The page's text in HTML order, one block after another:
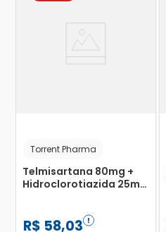
Torrent Pharma
Telmisartana 80mg +
Hidroclorotiazida 25mg
R$ 58,03